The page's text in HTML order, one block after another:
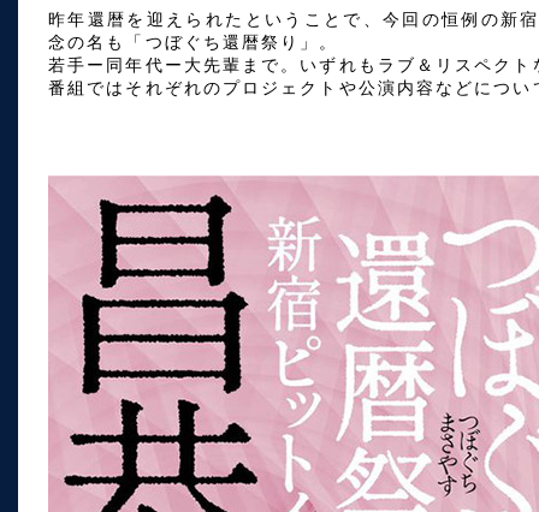
昨年還暦を迎えられたということで、今回の恒例の新
念の名も「つぼぐち還暦祭り」。
若手ー同年代ー大先輩まで。いずれもラブ＆リスペク
番組ではそれぞれのプロジェクトや公演内容などにつ